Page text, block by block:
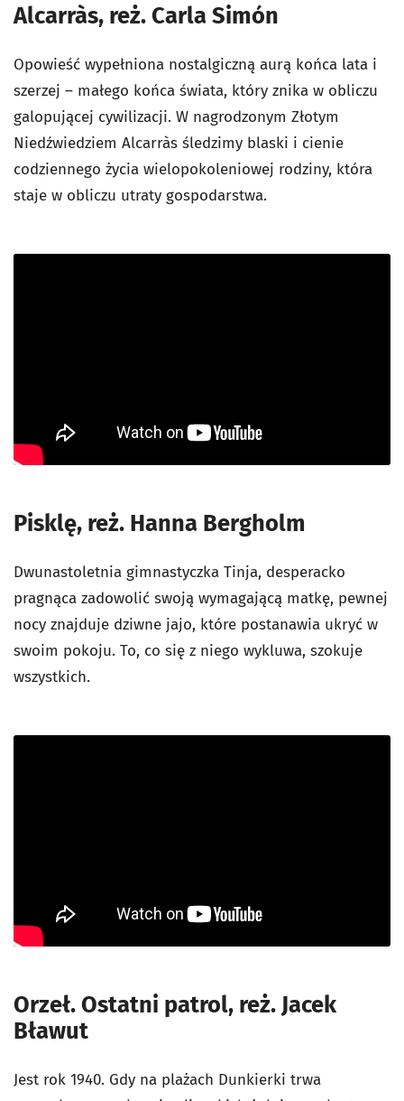
Alcarràs, reż. Carla Simón
Opowieść wypełniona nostalgiczną aurą końca lata i
szerzej – małego końca świata, który znika w obliczu
galopującej cywilizacji. W nagrodzonym Złotym
Niedźwiedziem Alcarràs śledzimy blaski i cienie
codziennego życia wielopokoleniowej rodziny, która
staje w obliczu utraty gospodarstwa.
Pisklę, reż. Hanna Bergholm
Dwunastoletnia gimnastyczka Tinja, desperacko
pragnąca zadowolić swoją wymagającą matkę, pewnej
nocy znajduje dziwne jajo, które postanawia ukryć w
swoim pokoju. To, co się z niego wykluwa, szokuje
wszystkich.
Orzeł. Ostatni patrol, reż. Jacek
Bławut
Jest rok 1940. Gdy na plażach Dunkierki trwa